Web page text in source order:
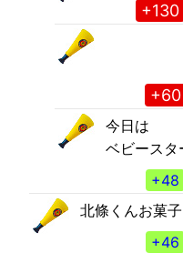
+130
+60
今日は
ベビース
+48
北條くんお菓
+46